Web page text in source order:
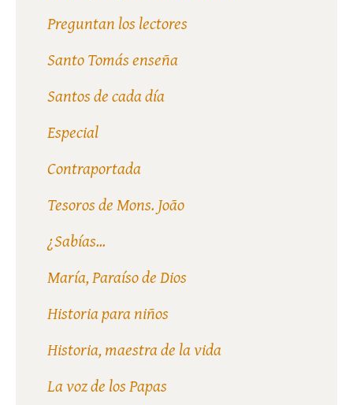
Preguntan los lectores
Santo Tomás enseña
Santos de cada día
Especial
Contraportada
Tesoros de Mons. João
¿Sabías...
María, Paraíso de Dios
Historia para niños
Historia, maestra de la vida
La voz de los Papas